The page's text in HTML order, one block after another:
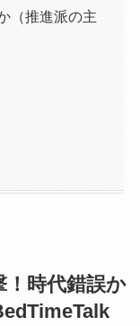
（推進派の主
！時代錯誤か